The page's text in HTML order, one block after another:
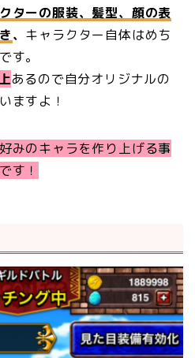
ターの服装、髪型、顔の表
、 キャラクター自体はめち
す。
あるので自分オリジナルの
ますよ！
みのキャラを作り上げる事
す！